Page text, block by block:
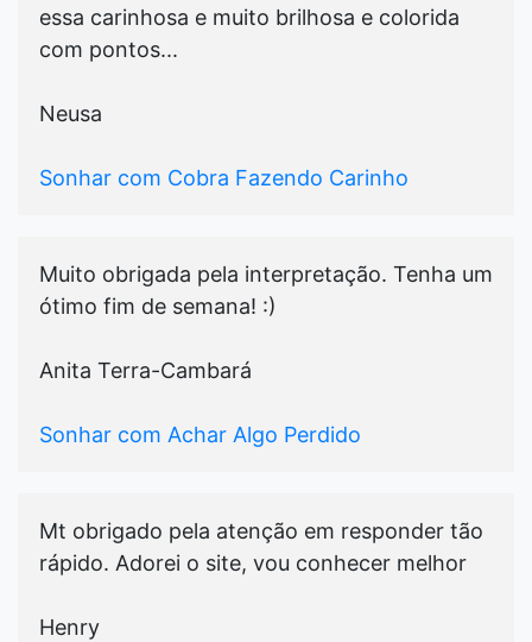
essa carinhosa e muito brilhosa e colorida
com pontos...
Neusa
Sonhar com Cobra Fazendo Carinho
Muito obrigada pela interpretação. Tenha um
ótimo fim de semana! :)
Anita Terra-Cambará
Sonhar com Achar Algo Perdido
Mt obrigado pela atenção em responder tão
rápido. Adorei o site, vou conhecer melhor
Henry